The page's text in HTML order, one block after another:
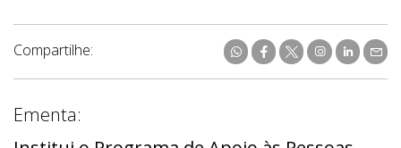
Compartilhe:
Ementa: